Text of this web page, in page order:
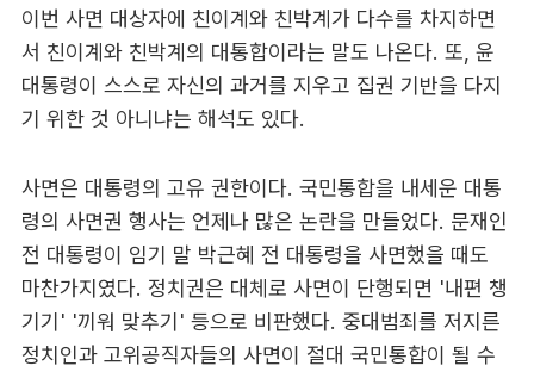
이번 사면 대상자에 친이계와 친박계가 다수를 차지하면
서 친이계와 친박계의 대통합이라는 말도 나온다. 또, 윤
대통령이 스스로 자신의 과거를 지우고 집권 기반을 다지
기 위한 것 아니냐는 해석도 있다.
사면은 대통령의 고유 권한이다. 국민통합을 내세운 대통
령의 사면권 행사는 언제나 많은 논란을 만들었다. 문재인
전 대통령이 임기 말 박근혜 전 대통령을 사면했을 때도
마찬가지였다. 정치권은 대체로 사면이 단행되면 '내편 챙
기기' '끼워 맞추기' 등으로 비판했다. 중대범죄를 저지른
정치인과 고위공직자들의 사면이 절대 국민통합이 될 수